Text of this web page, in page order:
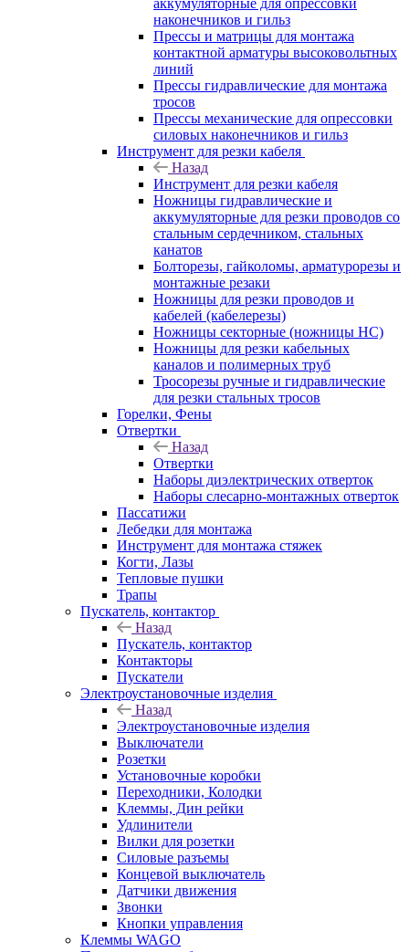
аккумуляторные для опрессовки
наконечников и гильз
Прессы и матрицы для монтажа
контактной арматуры высоковольтных
линий
Прессы гидравлические для монтажа
тросов
Прессы механические для опрессовки
силовых наконечников и гильз
Инструмент для резки кабеля
Назад
Инструмент для резки кабеля
Ножницы гидравлические и
аккумуляторные для резки проводов со
стальным сердечником, стальных
канатов
Болторезы, гайколомы, арматурорезы и
монтажные резаки
Ножницы для резки проводов и
кабелей (кабелерезы)
Ножницы секторные (ножницы НС)
Ножницы для резки кабельных
каналов и полимерных труб
Тросорезы ручные и гидравлические
для резки стальных тросов
Горелки, Фены
Отвертки
Назад
Отвертки
Наборы диэлектрических отверток
Наборы слесарно-монтажных отверток
Пассатижи
Лебедки для монтажа
Инструмент для монтажа стяжек
Когти, Лазы
Тепловые пушки
Трапы
Пускатель, контактор
Назад
Пускатель, контактор
Контакторы
Пускатели
Электроустановочные изделия
Назад
Электроустановочные изделия
Выключатели
Розетки
Установочные коробки
Переходники, Колодки
Клеммы, Дин рейки
Удлинители
Вилки для розетки
Силовые разъемы
Концевой выключатель
Датчики движения
Звонки
Кнопки управления
Клеммы WAGO